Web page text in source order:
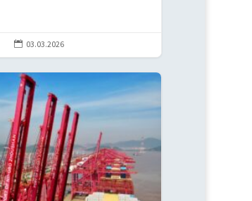
 03.03.2026